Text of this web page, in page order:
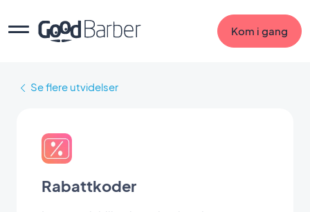
Kom i gang
Se flere utvidelser
Rabattkoder